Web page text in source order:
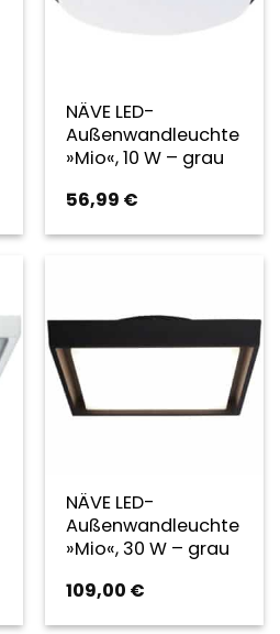
NÄVE LED-
Außenwandleuchte
»Mio«, 10 W – grau
56,99 €
NÄVE LED-
Außenwandleuchte
»Mio«, 30 W – grau
109,00 €